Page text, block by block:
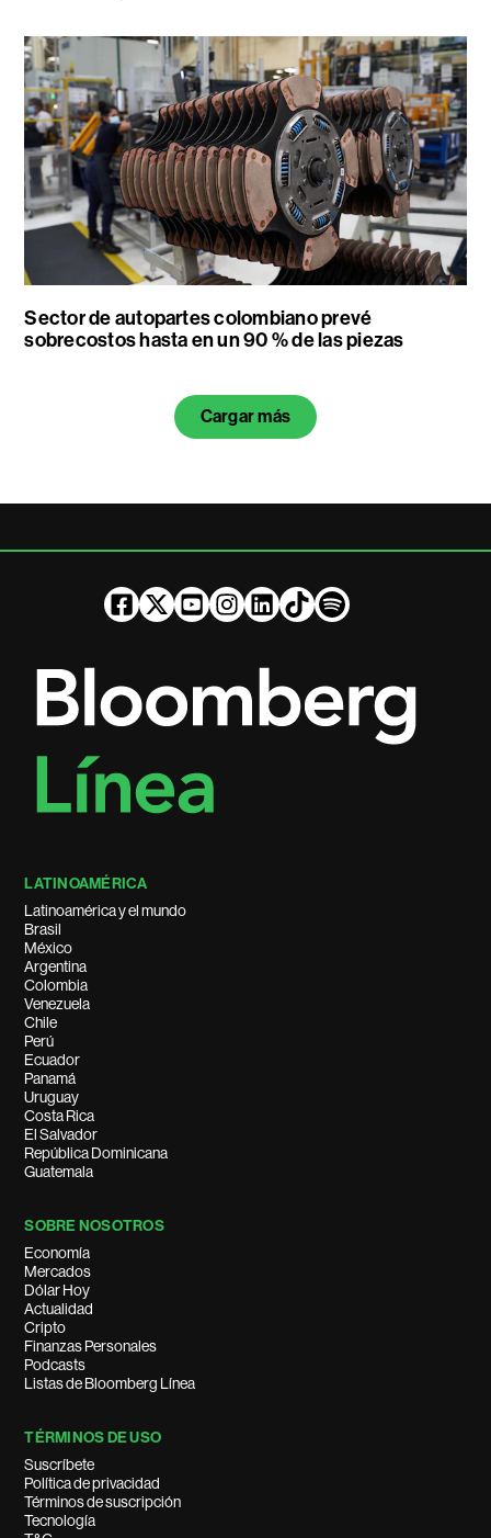
Sector de autopartes colombiano prevé
sobrecostos hasta en un 90 % de las piezas
Cargar más
LATINOAMÉRICA
Latinoamérica y el mundo
Brasil
México
Argentina
Colombia
Venezuela
Chile
Perú
Ecuador
Panamá
Uruguay
Costa Rica
El Salvador
República Dominicana
Guatemala
SOBRE NOSOTROS
Economía
Mercados
Dólar Hoy
Actualidad
Cripto
Finanzas Personales
Podcasts
Listas de Bloomberg Línea
TÉRMINOS DE USO
Suscríbete
Política de privacidad
Términos de suscripción
Tecnología